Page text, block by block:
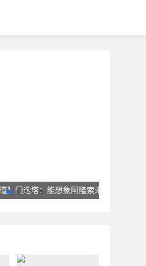
【体育报道】门迭塔：能想象阿隆索未来执教红军，利物浦一直在他